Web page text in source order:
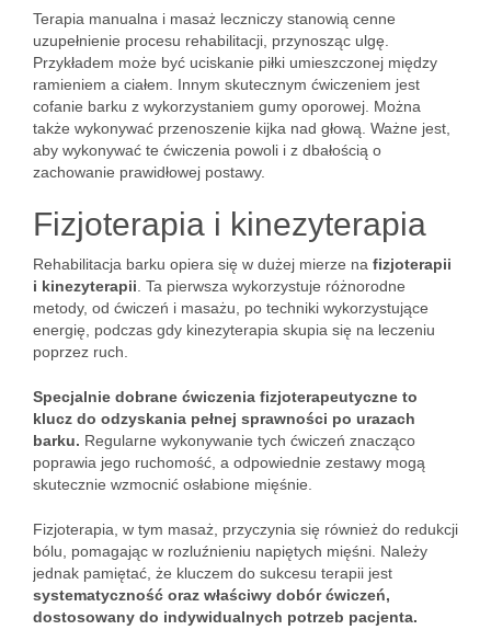
Terapia manualna i masaż leczniczy stanowią cenne
uzupełnienie procesu rehabilitacji, przynosząc ulgę.
Przykładem może być uciskanie piłki umieszczonej między
ramieniem a ciałem. Innym skutecznym ćwiczeniem jest
cofanie barku z wykorzystaniem gumy oporowej. Można
także wykonywać przenoszenie kijka nad głową. Ważne jest,
aby wykonywać te ćwiczenia powoli i z dbałością o
zachowanie prawidłowej postawy.
Fizjoterapia i kinezyterapia
Rehabilitacja barku opiera się w dużej mierze na fizjoterapii
i kinezyterapii . Ta pierwsza wykorzystuje różnorodne
metody, od ćwiczeń i masażu, po techniki wykorzystujące
energię, podczas gdy kinezyterapia skupia się na leczeniu
poprzez ruch.
Specjalnie dobrane ćwiczenia fizjoterapeutyczne to
klucz do odzyskania pełnej sprawności po urazach
barku. Regularne wykonywanie tych ćwiczeń znacząco
poprawia jego ruchomość, a odpowiednie zestawy mogą
skutecznie wzmocnić osłabione mięśnie.
Fizjoterapia, w tym masaż, przyczynia się również do redukcji
bólu, pomagając w rozluźnieniu napiętych mięśni. Należy
jednak pamiętać, że kluczem do sukcesu terapii jest
systematyczność oraz właściwy dobór ćwiczeń,
dostosowany do indywidualnych potrzeb pacjenta.